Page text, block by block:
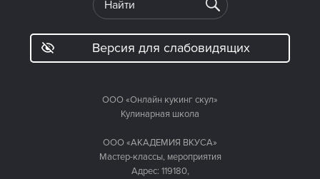
ООО «Онлайн кукинг скул»
Кулинарная школа
ООО «АКАДЕМИЯ ВКУСА»
Мастер-классы, мероприятия
Адрес: 119180,
Версия для слабовидящих